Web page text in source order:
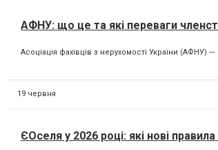
АФНУ: що це та які переваги
Асоціація фахівців з нерухомості України (АФНУ)
19 червня
ЄОселя у 2026 році: які нові